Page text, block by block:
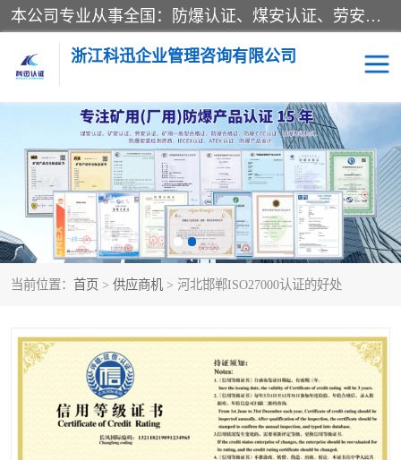
本公司专业从事全国：防爆认证、煤安认证、劳安认证、体系认证、产品认证、ATEX认证、IECEX认证、消防产品认证、生产认可证、验厂指导、认证技术支持、企业管理策划等一站式咨询服务。 用我们的智慧、经验、真诚与勤恳，分享成长的喜悦！ 全国24小时咨询热线：* 认证咨询：张老师（全国*）
浙江科迅企业管理咨询有限公司
当前位置： 首页 > 供应商机 > 河北邯郸ISO27000认证的好处
煤安认证 防爆CCC认证
防爆合格证 矿安认证
劳安认证